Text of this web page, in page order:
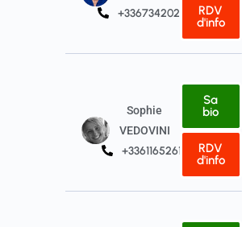
+33673420203
RDV
d'info
Sophie
VEDOVINI
+33611652615
Sa
bio
RDV
d'info